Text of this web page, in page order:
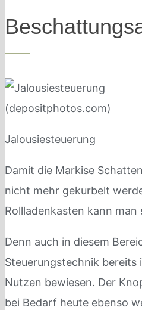
Jalousiesteuerung
Damit die Markise
nicht mehr gekurbelt
Rollladenkasten kann
Denn auch in diesem
Steuerungstechnik bereits
Nutzen bewiesen. Der
bei Bedarf heute ebenso